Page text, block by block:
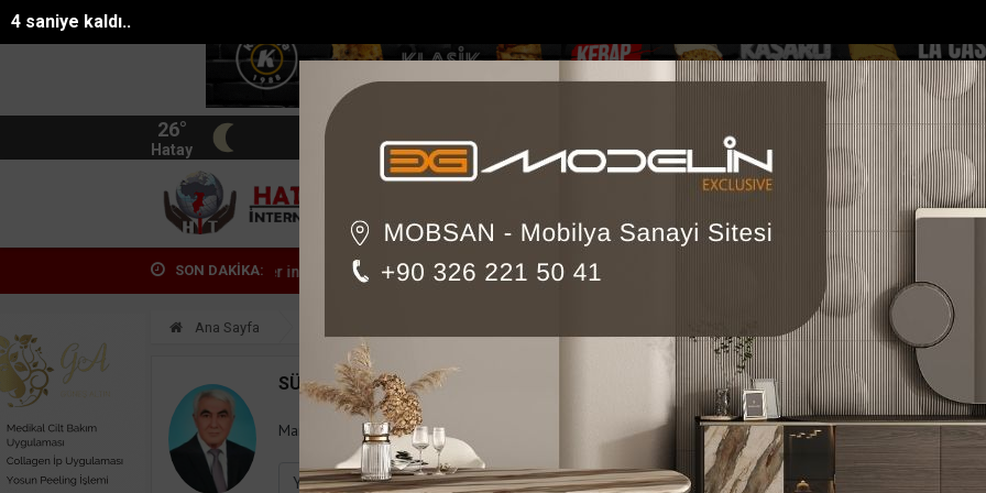
3 saniye kaldı..
26°
Hatay
BIST 13.744
SPOR SAĞLIK
SON DAKİKA:
alamadığını iddia eden işçiler inş... Kemerin yeni simgesi: Henna Heykeli Büyükşehirden üreticiye yem ezme makinesi des...
Yazarlar
Ana Sayfa
SÜLEYMAN GÖKSU
Mail: suleymangoksu@gmail.com